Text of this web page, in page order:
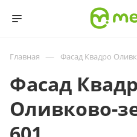
Главная — Фасад Квадро
Фасад
Оливково-